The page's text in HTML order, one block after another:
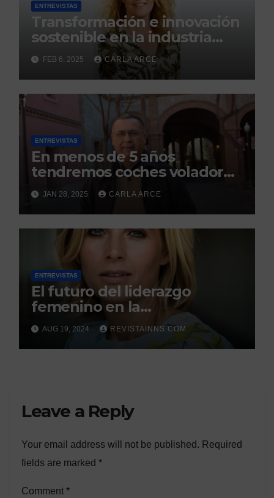
ENTREVISTAS
Transformación e innovación
sostenible en la industria
alimentaria
FEB 6, 2025 CARLA ARCE
ENTREVISTAS
En menos de 5 años
tendremos coches voladores
con licencias de taxis aéreos
en cielos europeos
JAN 28, 2025 CARLA ARCE
ENTREVISTAS
El futuro del liderazgo
femenino en la
sostenibilidad global
AUG 19, 2024 REVISTAINNS.COM
Leave a Reply
Your email address will not be published. Required
fields are marked *
Comment *